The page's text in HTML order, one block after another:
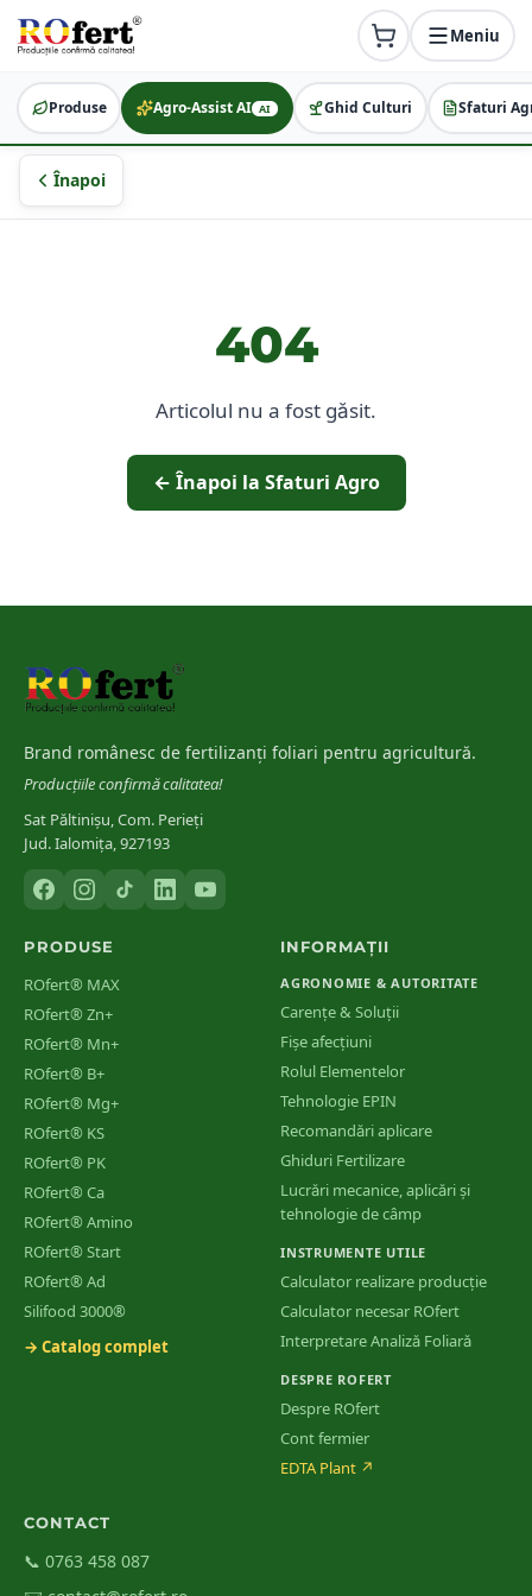
Meniu
Produse Agro-Assist AI AI Ghid Culturi Sfaturi
Înapoi
404
Articolul nu a fost găsit.
← Înapoi la Sfaturi Agro
Brand românesc de fertilizanți foliari pentru agricultură.
Producțiile confirmă calitatea!
Sat Păltinișu, Com. Perieți
Jud. Ialomița, 927193
PRODUSE
ROfert® MAX
ROfert® Zn+
ROfert® Mn+
ROfert® B+
ROfert® Mg+
ROfert® KS
ROfert® PK
ROfert® Ca
ROfert® Amino
ROfert® Start
ROfert® Ad
Silifood 3000®
→ Catalog complet
INFORMAȚII
AGRONOMIE & AUTORITATE
Carențe & Soluții
Fișe afecțiuni
Rolul Elementelor
Tehnologie EPIN
Recomandări aplicare
Ghiduri Fertilizare
Lucrări mecanice, aplicări și
tehnologie de câmp
INSTRUMENTE UTILE
Calculator realizare producție
Calculator necesar ROfert
Interpretare Analiză Foliară
DESPRE ROFERT
Despre ROfert
Cont fermier
EDTA Plant ↗
CONTACT
📞 0763 458 087